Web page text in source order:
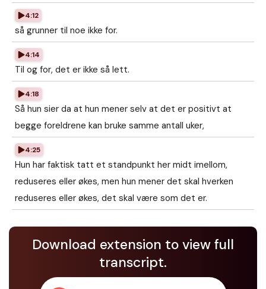
4:12
så grunner til noe ikke for.
4:14
Til og for, det er ikke så lett.
4:18
Så hun sier da at hun mener selv at det er positivt at
begge foreldrene kan bruke samme antall uker,
4:25
Hun har faktisk tatt et standpunkt her midt imellom,
reduseres eller økes, men hun mener det skal hverken
reduseres eller økes, det skal være som det er.
Download extension to view full
transcript.